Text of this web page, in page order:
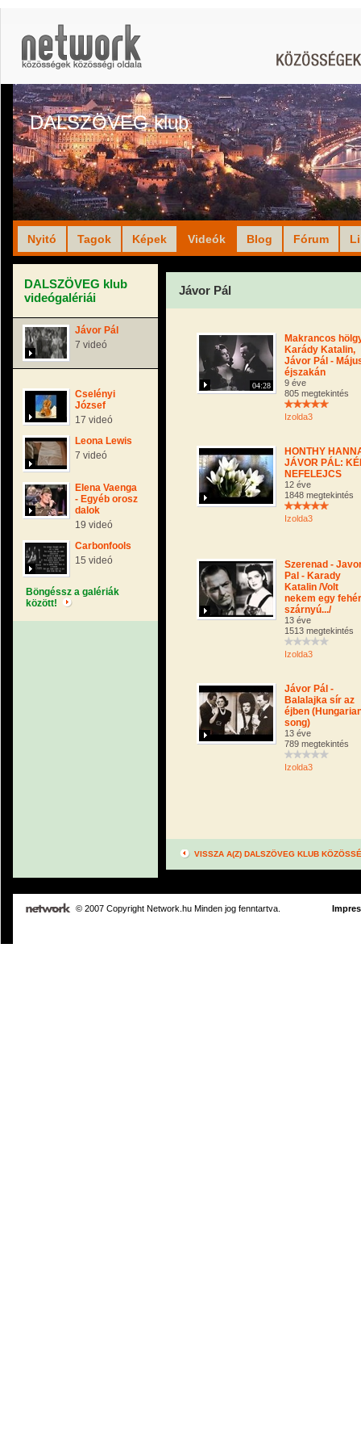
DALSZÖVEG klub
Nyitó Tagok Képek Videók Blog Fórum
DALSZÖVEG klub
videógalériái
Jávor Pál
7 videó
Cselényi
József
17 videó
Leona Lewis
7 videó
Elena Vaenga
- Egyéb orosz
dalok
19 videó
Carbonfools
15 videó
Böngéssz a galériák
között!
Jávor Pál
04:28
Makrancos
Karády Katalin,
Jávor Pál -
éjszakán
9 éve
805 megtekintés
Izolda3
HONTHY
JÁVOR PÁL:
NEFELEJCS
12 éve
1848 megtekintés
Izolda3
Szerenad -
Pal - Karady
Katalin /Volt
nekem egy fehér
szárnyú.../
13 éve
1513 megtekintés
Izolda3
Jávor Pál -
Balalajka sír az
éjben
song)
13 éve
789 megtekintés
Izolda3
VISSZA A(Z) DALSZÖVEG KLUB
© 2007 Copyright Network.hu Minden jog fenntartva.